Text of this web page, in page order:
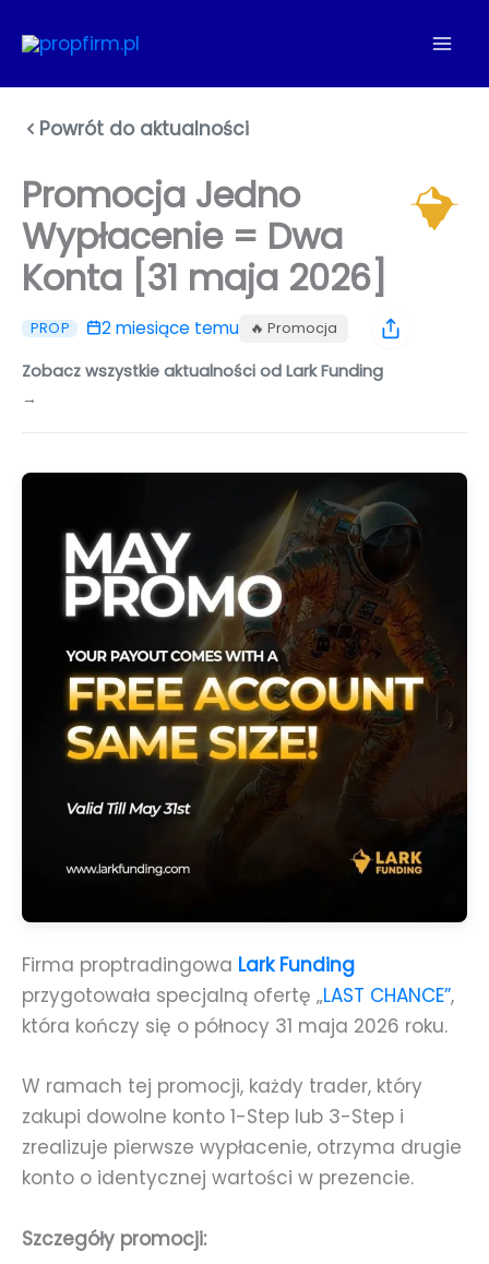
do
Powrót do aktualności
Promocja Jedno
Wypłacenie = Dwa
Konta [31 maja 2026]
PROP 2 miesiące temu 🔥 Promocja
Zobacz wszystkie aktualności od Lark Funding
→
Firma proptradingowa Lark Funding
przygotowała specjalną ofertę „LAST CHANCE”,
która kończy się o północy 31 maja 2026 roku.
W ramach tej promocji, każdy trader, który
zakupi dowolne konto 1-Step lub 3-Step i
zrealizuje pierwsze wypłacenie, otrzyma drugie
konto o identycznej wartości w prezencie.
Szczegóły promocji: